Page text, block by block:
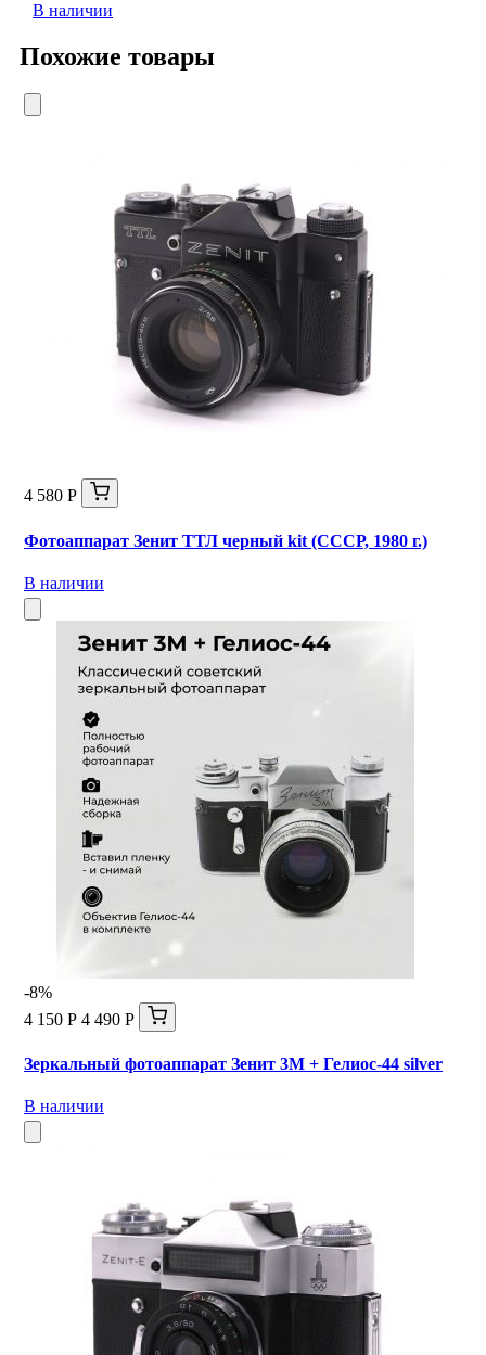
В наличии
Похожие товары
4 580 Р
Фотоаппарат Зенит ТТЛ черный kit (СССР, 1980 г.)
В наличии
-8%
4 150 Р 4 490 Р
Зеркальный фотоаппарат Зенит 3М + Гелиос-44 silver
В наличии